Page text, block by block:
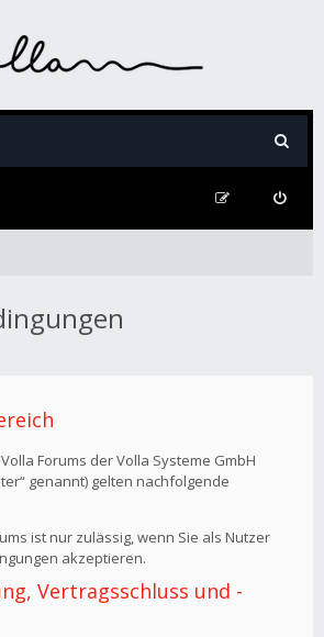
Forums der Volla Systeme GmbH
genannt) gelten nachfolgende
ist nur zulässig, wenn Sie als Nutzer
akzeptieren.
Vertragsschluss und -